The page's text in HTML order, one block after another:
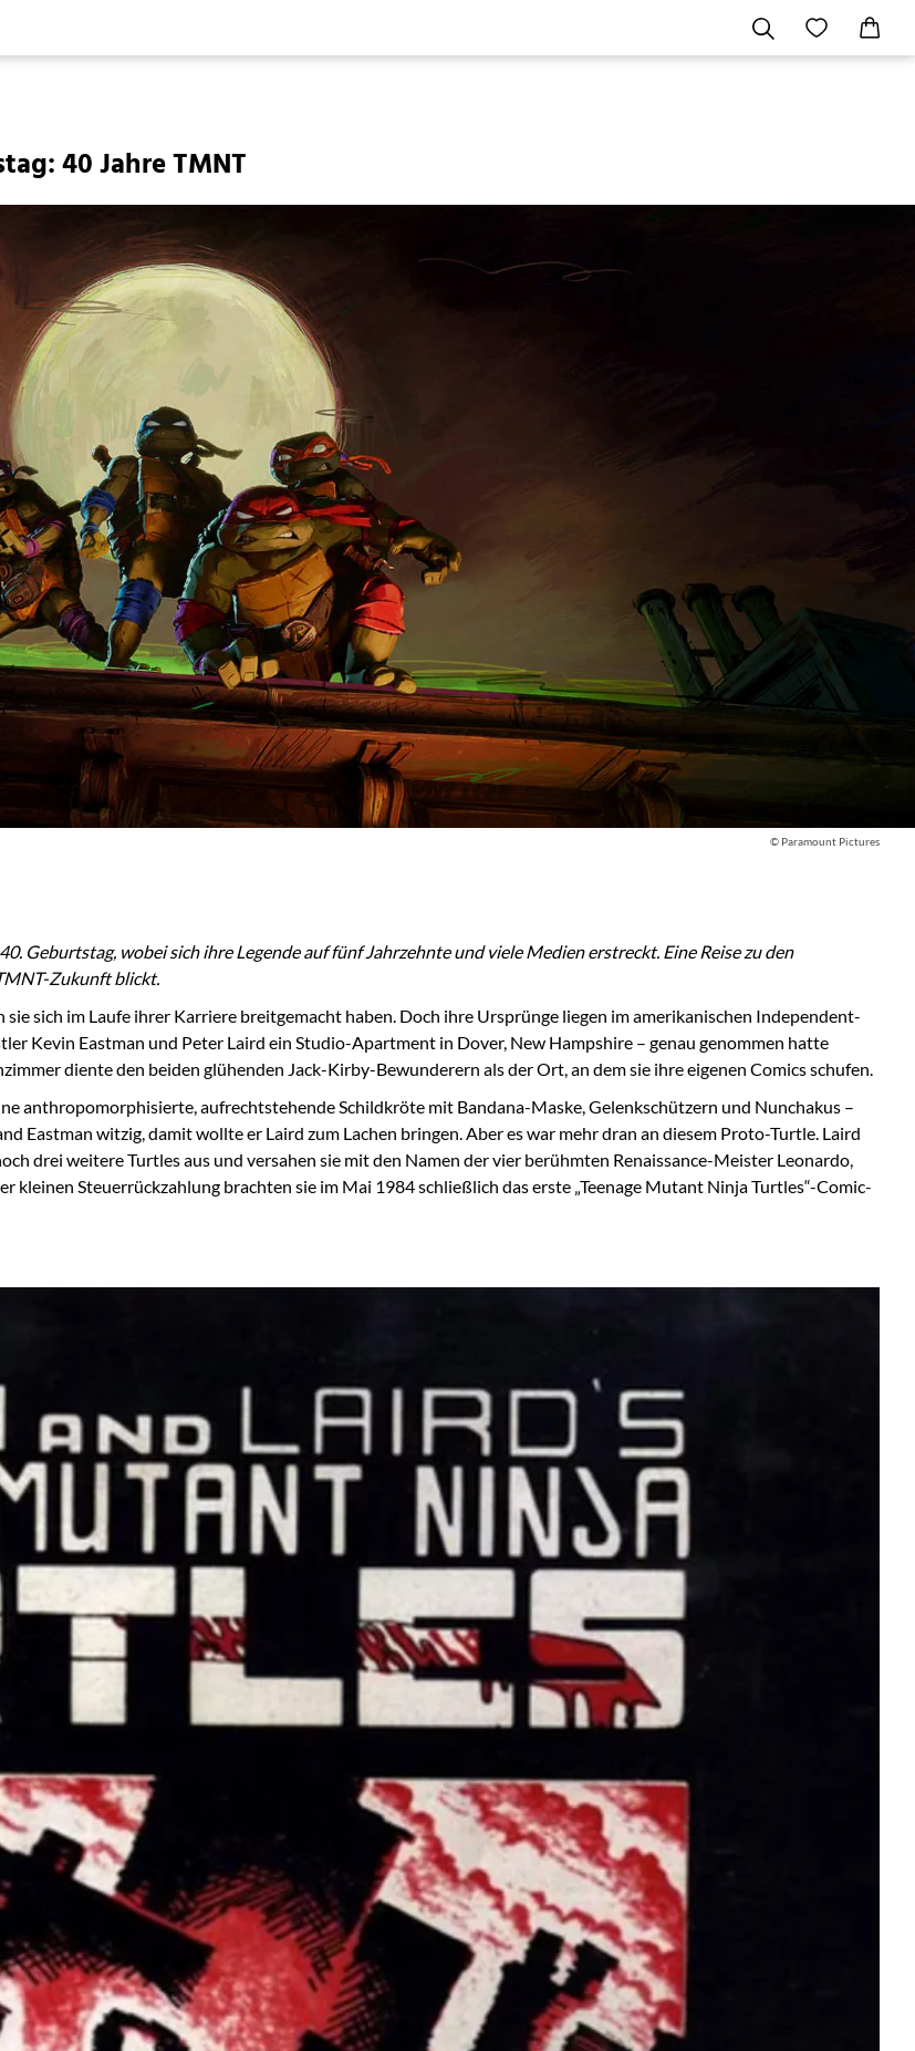
40 Jahre TMNT
© Paramount Pictures
Geburtstag, wobei sich ihre Legende auf fünf Jahrzehnte und viele Medien erstreckt. Eine Reise zu den
Zukunft blickt.
sich im Laufe ihrer Karriere breitgemacht haben. Doch ihre Ursprünge liegen im amerikanischen Independent-
Kevin Eastman und Peter Laird ein Studio-Apartment in Dover, New Hampshire – genau genommen hatte
diente den beiden glühenden Jack-Kirby-Bewunderern als der Ort, an dem sie ihre eigenen Comics schufen.
anthropomorphisierte, aufrechtstehende Schildkröte mit Bandana-Maske, Gelenkschützern und Nunchakus –
Eastman witzig, damit wollte er Laird zum Lachen bringen. Aber es war mehr dran an diesem Proto-Turtle. Laird
drei weitere Turtles aus und versahen sie mit den Namen der vier berühmten Renaissance-Meister Leonardo,
Steuerrückzahlung brachten sie im Mai 1984 schließlich das erste „Teenage Mutant Ninja Turtles“-Comic-